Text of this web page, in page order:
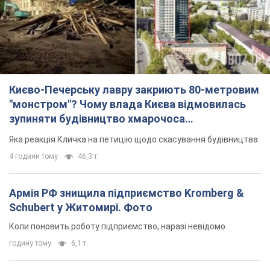
Києво-Печерську лавру закриють 80-метровим
"монстром"? Чому влада Києва відмовилась
зупиняти будівництво хмарочоса
"московського вірянина"
Яка реакція Кличка на петицію щодо скасування будівництва
4 години тому 46,3 т.
Армія РФ знищила підприємство Kromberg &
Schubert у Житомирі. Фото
Коли поновить роботу підприємство, наразі невідомо
годину тому 6,1 т.